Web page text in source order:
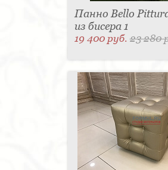
Панно Bello
из бисера 1
19 400 руб.23 280